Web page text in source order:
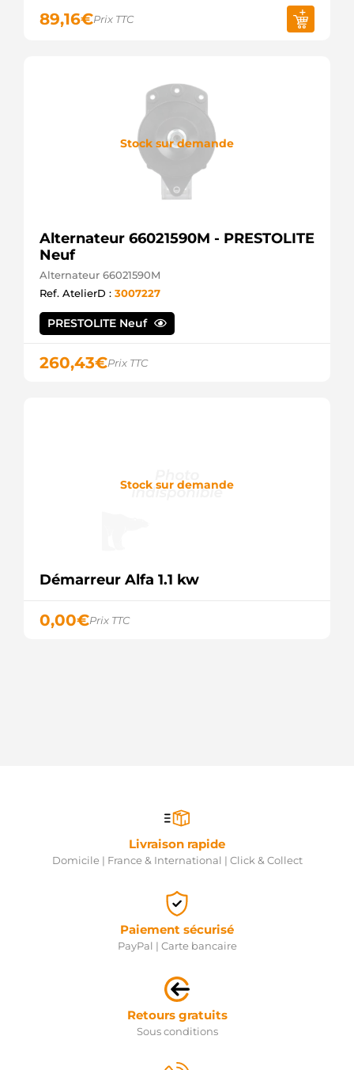
89,16€Prix TTC
Stock sur demande
Alternateur 66021590M - PRESTOLITE
Neuf
Alternateur 66021590M
Ref. AtelierD : 3007227
PRESTOLITE Neuf
260,43€Prix TTC
Stock sur demande
Démarreur Alfa 1.1 kw
0,00€Prix TTC
Livraison rapide
Domicile | France & International | Click & Collect
Paiement sécurisé
PayPal | Carte bancaire
Retours gratuits
Sous conditions